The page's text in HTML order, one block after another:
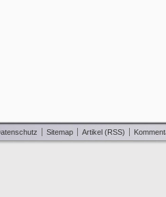
Sitemap Artikel (RSS)